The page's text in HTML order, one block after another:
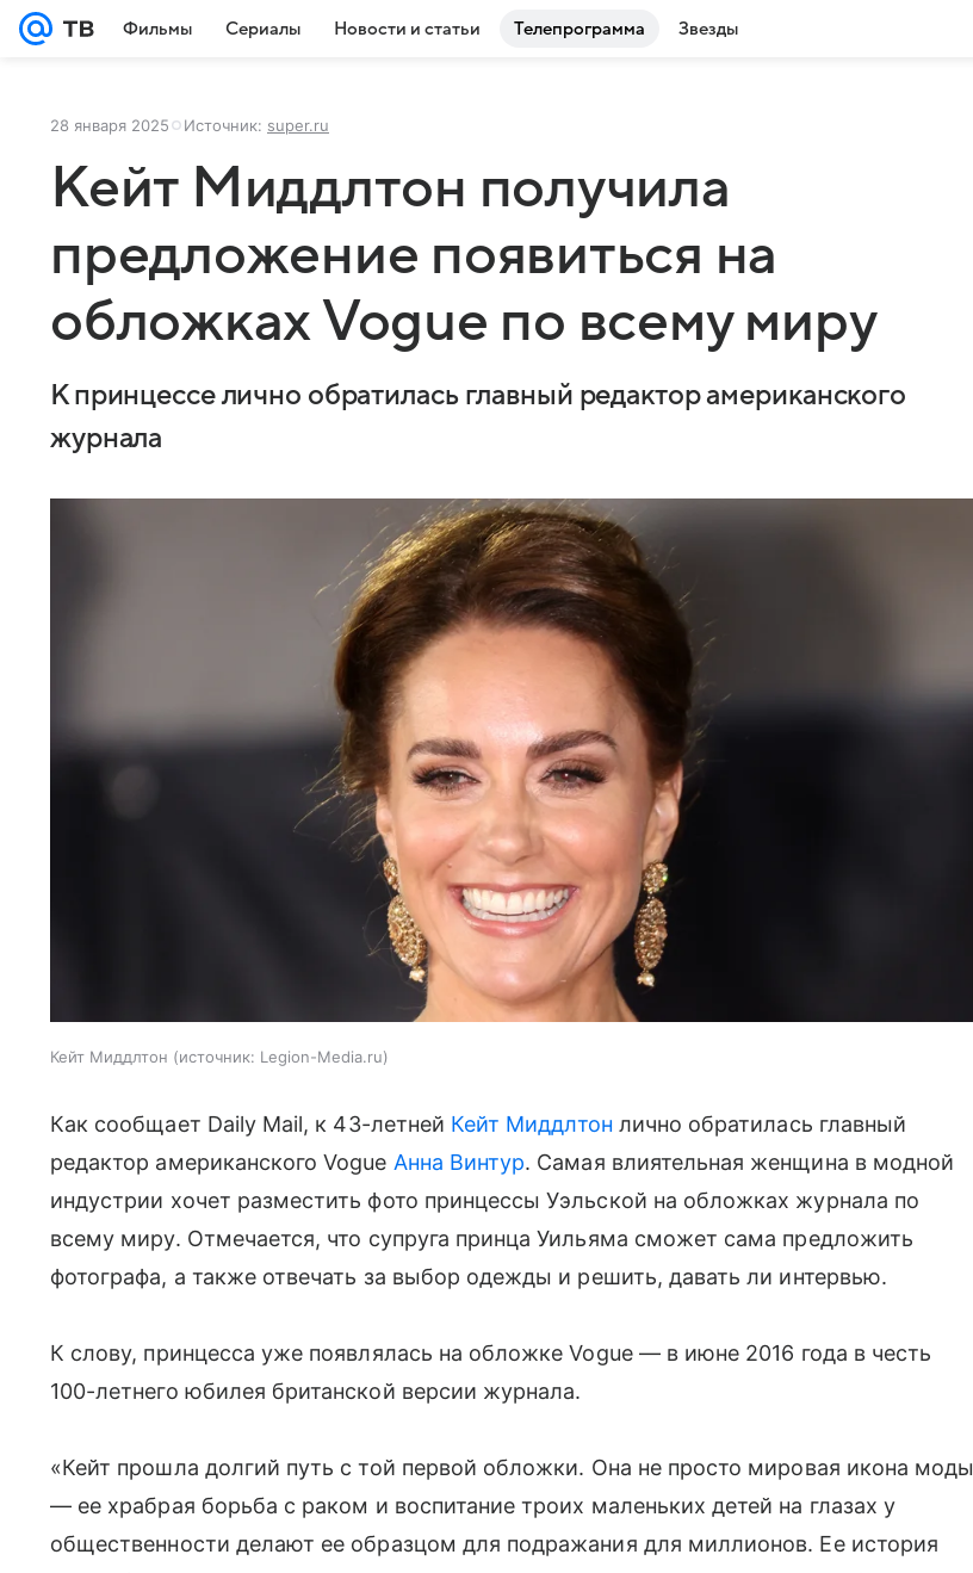
Фильмы Сериалы Новости и статьи Телепрограмма Звезды
28 января 2025 Источник: super.ru
Кейт Миддлтон получила
предложение появиться на
обложках Vogue по всему миру
К принцессе лично обратилась главный редактор американского
журнала
Кейт Миддлтон источник: Legion-Media.ru
Как сообщает Daily Mail, к 43-летней Кейт Миддлтон лично обратилась главный
редактор американского Vogue Анна Винтур. Самая влиятельная женщина в модной
индустрии хочет разместить фото принцессы Уэльской на обложках журнала по
всему миру. Отмечается, что супруга принца Уильяма сможет сама предложить
фотографа, а также отвечать за выбор одежды и решить, давать ли интервью.
К слову, принцесса уже появлялась на обложке Vogue — в июне 2016 года в честь
100-летнего юбилея британской версии журнала.
«Кейт прошла долгий путь с той первой обложки. Она не просто мировая икона моды
— ее храбрая борьба с раком и воспитание троих маленьких детей на глазах у
общественности делают ее образцом для подражания для миллионов. Ее история